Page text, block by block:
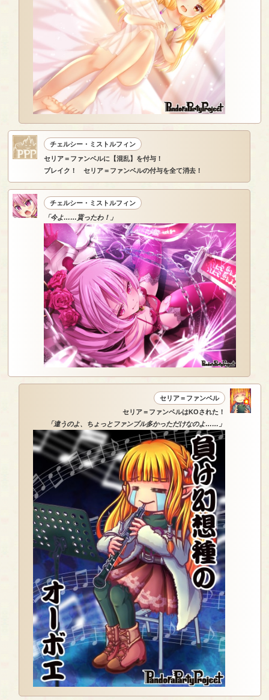
チェルシー・ミストルフィン
セリア＝ファンベルに【混乱】を付与！
ブレイク！ セリア＝ファンベルの付与を全て消去！
チェルシー・ミストルフィン
「今よ……貰ったわ！」
セリア＝ファンベル
セリア＝ファンベルはKOされた！
「違うのよ、ちょっとファンブル多かっただけなのよ……」